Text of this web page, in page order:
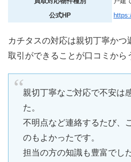
公式HP
カチタスの対応は親切丁寧かつ
取引ができることが口コミから
親切丁寧なご対応で不安は
た。
不明点など連絡するたび、
のもよかったです。
担当の方の知識も豊富でし